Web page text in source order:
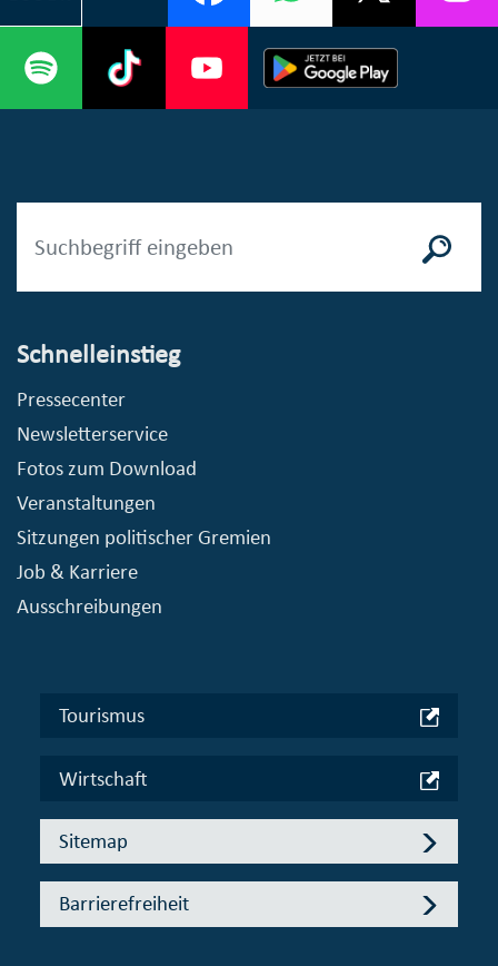
Schnelleinstieg
Pressecenter
Newsletterservice
Fotos zum Download
Veranstaltungen
Sitzungen politischer Gremien
Job & Karriere
Ausschreibungen
Tourismus
Wirtschaft
Sitemap
Barrierefreiheit